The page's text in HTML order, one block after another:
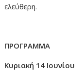
ελεύθερη.
ΠΡΟΓΡΑΜΜΑ
Κυριακή 14 Ιουνίου